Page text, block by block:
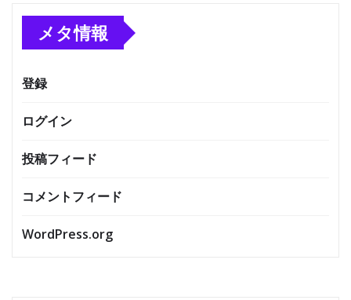
メタ情報
登録
ログイン
投稿フィード
コメントフィード
WordPress.org